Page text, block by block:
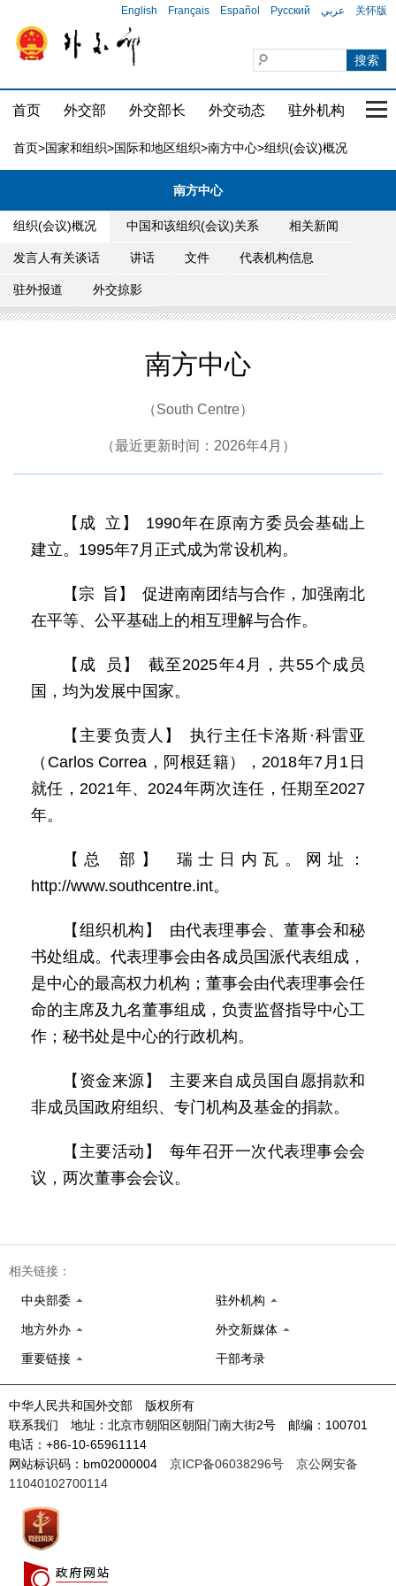
English Français Español Русский عربي 关怀版
首页 外交部 外交部长 外交动态 驻外机构 国
首页>国家和组织>国际和地区组织>南方中心>组织(会议)概况
南方中心
组织(会议)概况 中国和该组织(会议)关系 相关新闻
发言人有关谈话 讲话 文件 代表机构信息
驻外报道 外交掠影
南方中心
（South Centre）
（最近更新时间：2026年4月）
【成 立】 1990年在原南方委员会基础上
建立。1995年7月正式成为常设机构。
【宗 旨】 促进南南团结与合作，加强南北
在平等、公平基础上的相互理解与合作。
【成 员】 截至2025年4月，共55个成员
国，均为发展中国家。
【主要负责人】 执行主任卡洛斯·科雷亚
（Carlos Correa，阿根廷籍），2018年7月1日
就任，2021年、2024年两次连任，任期至2027
年。
【总 部】 瑞士日内瓦。网址：
http://www.southcentre.int。
【组织机构】 由代表理事会、董事会和秘
书处组成。代表理事会由各成员国派代表组成，
是中心的最高权力机构；董事会由代表理事会任
命的主席及九名董事组成，负责监督指导中心工
作；秘书处是中心的行政机构。
【资金来源】 主要来自成员国自愿捐款和
非成员国政府组织、专门机构及基金的捐款。
【主要活动】 每年召开一次代表理事会会
议，两次董事会会议。
相关链接：
中央部委 驻外机构
地方外办 外交新媒体
重要链接 干部考录
中华人民共和国外交部 版权所有
联系我们 地址：北京市朝阳区朝阳门南大街2号 邮编：100701
电话：+86-10-65961114
网站标识码：bm02000004 京ICP备06038296号
京公网安备
11040102700114